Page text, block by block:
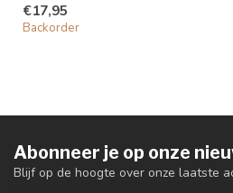
€17,95
Backorder
Abonneer je op onze
Blijf op de hoogte over onze laatste